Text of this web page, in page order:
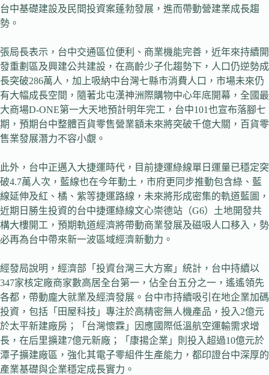
台中基礎建設及民間投資案蓬勃發展，進而帶動營建業成長趨
勢。
張局長表示，台中交通區位便利、商業機能完善，近年來持續開
發重劃區及興建公共建設，在高齡少子化趨勢下，人口仍逆勢成
長突破286萬人，加上吸納中台灣七縣市消費人口，市場未來仍
有大幅成長空間，隨著北屯漢神洲際購物中心年底開幕，全國最
大商場D-ONE第一大天地預計明年完工，台中101也宣布落腳七
期，預期台中整體百貨零售營業額未來將突破千億大關，百貨零
售業發展潛力不容小覷。
此外，台中正邁入大捷運時代，目前捷運綠線單日運量已穩定突
破4.7萬人次，藍線也在今年動土，市府更同步推動包含綠、藍
線延伸及紅、橘、紫等捷運路線，未來將形成密集的軌道藍圖，
近期日勝生投資的台中捷運綠線文心崇德站（G6）土地開發共
構大樓開工，預期軌道經濟將帶動商業發展及磁吸人口移入，勢
必再為台中帶來新一波區域經濟新動力。
經發局說明，經濟部「投資台灣三大方案」統計，台中持續以
347家核定廠商家數高居全台第一，佔全台五分之一，遙遙領先
各都，帶動龐大就業及經濟發展。台中市持續吸引在地企業加碼
投資，包括「田屋科技」專注於高精密無人機產品，投入2億元
於太平新建廠房；「台灣懷霖」因應國際低溫航空運輸需求增
長，在后里擴建7億元新廠；「康揚企業」則投入超過10億元於
潭子擴建廠區，強化其電子零組件生產能力，都印證台中深厚的
產業基礎與企業穩定成長實力。